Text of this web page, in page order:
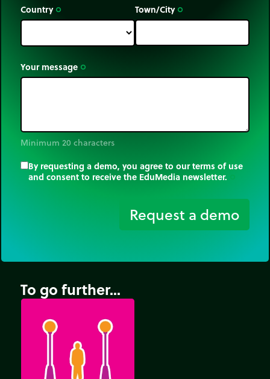
Country trip_origin Town/City trip_origin
Your message trip_origin
Minimum 20 characters
By requesting a demo, you agree to our terms of use
and consent to receive the EduMedia newsletter.
Request a demo
To go further...